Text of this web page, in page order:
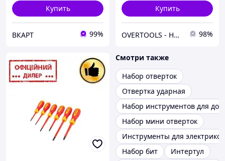
Купить
ВКАРТ 99%
Купить
OVERTOOLS - Набори інструментів та автотовари 98%
Смотри также
Набор отверток
Отвертка ударная
Набор инструментов для
Набор мини отверток
Инструменты для электриков
Набор бит
Интертул